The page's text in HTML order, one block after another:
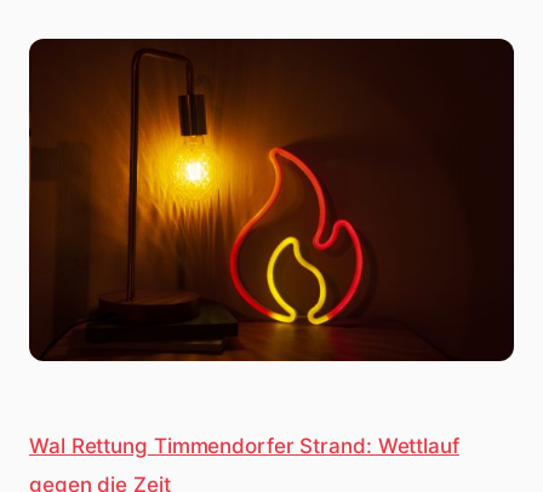
Wal Rettung Timmendorfer Strand: Wettlauf
gegen die Zeit